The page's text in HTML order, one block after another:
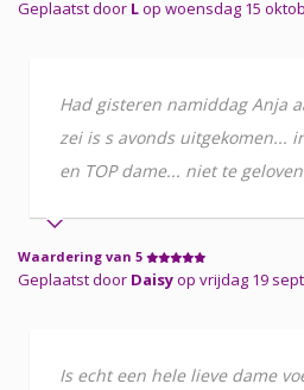
Geplaatst door Lop woensdag 15
Had gisteren namiddag Anja
zei is s avonds uitgekomen...
en TOP dame... niet te geloven
Waardering van 5
Geplaatst door Daisyop vrijdag 19
Is echt een hele lieve dame